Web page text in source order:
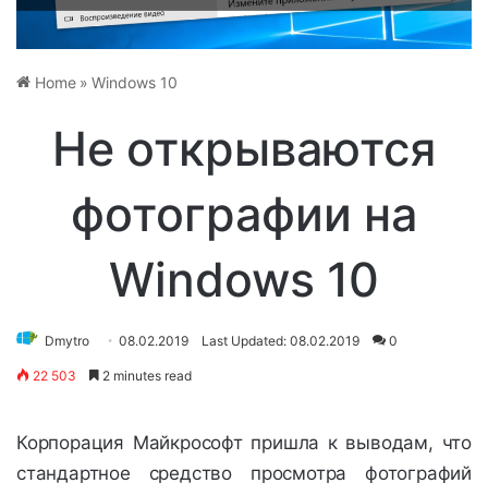
Home » Windows 10
Не открываются
фотографии на
Windows 10
Dmytro 08.02.2019 Last Updated: 08.02.2019 0
22 503 2 minutes read
Корпорация Майкрософт пришла к выводам, что
стандартное средство просмотра фотографий